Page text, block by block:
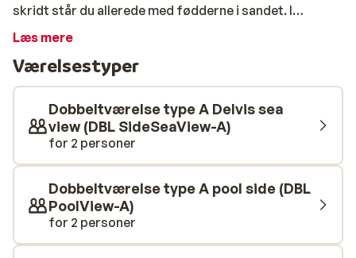
skridt står du allerede med fødderne i sandet. I
nærheden finder du desuden mange hyggelige barer og
en drink i baren og tage en dukkert i den smukke pool
en gang imellem. Værelserne er rummelige,
komfortable og moderne indrettede i lyse farver. Du
kan slappe af i wellnesscentret Sensations Spa, hvor
du kan bestille skønhedsbehandlinger og massage. For
de mindste feriegæster er der en miniklub på
nabohotellet, hvor de nemt kan få nye venner. Her kan
unge og gamle nyde deres ferie i fulde drag!
Læs mere
Værelsestyper
Dobbeltværelse type A Delvis sea
view (DBL SideSeaView-A)
for 2 personer
Dobbeltværelse type A pool side (DBL
PoolView-A)
for 2 personer